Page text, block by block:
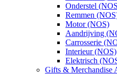
Onderstel
Remmen
Motor (NOS)
Aandrijving
Carrosserie
Interieur (NOS)
Elektrisch
Gifts & Merchandise